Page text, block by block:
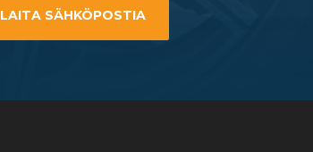
LAITA SÄHKÖPOSTIA